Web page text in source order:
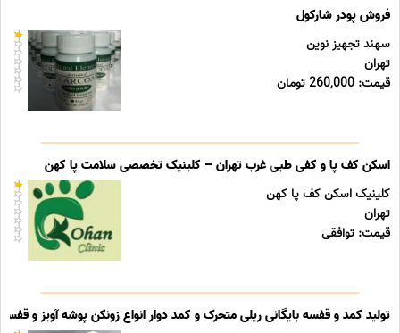
فروش پودر شارکول
سهند تجهیز نوین
تهران
قیمت: 260,000 تومان
اسکن کف پا و کفی طبی غرب تهران – کلینیک تخصصی سلامت پا کهن
کلینیک اسکن کف پا کهن
تهران
قیمت: توافقی
تولید کمد و قفسه بایگانی ریلی متحرک و کمد دوار انواع زونکن پوشه آویز و قفسه